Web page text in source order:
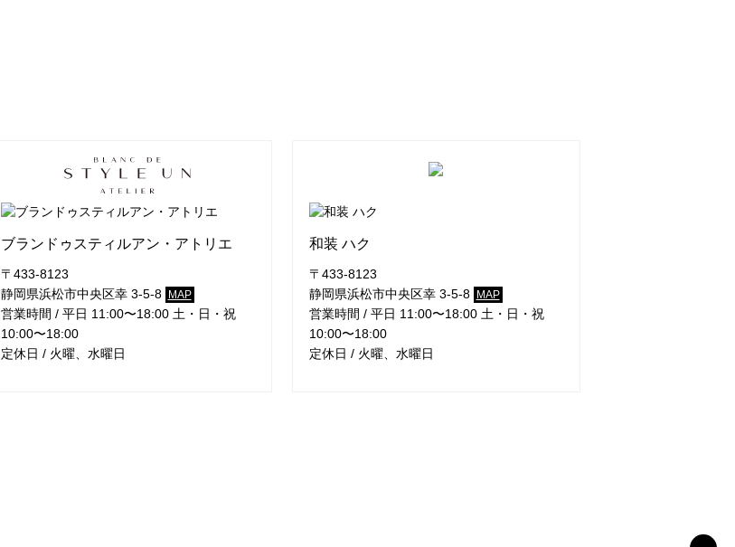
ブランドゥスティルアン・アトリエ
〒433-8123
静岡県浜松市中央区幸 3-5-8 MAP
営業時間 / 平日 11:00〜18:00 土・日・祝
10:00〜18:00
定休日 / 火曜、水曜日
和装 ハク
〒433-8123
静岡県浜松市中央区幸 3-5-8 MAP
営業時間 / 平日 11:00〜18:00 土・日・祝
10:00〜18:00
定休日 / 火曜、水曜日